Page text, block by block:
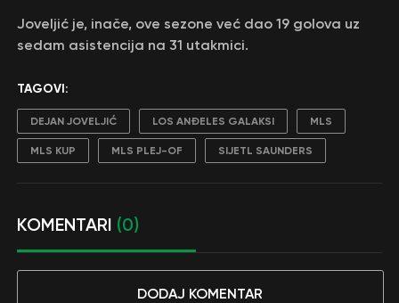
Joveljić je, inače, ove sezone već dao 19 golova uz
sedam asistencija na 31 utakmici.
TAGOVI:
DEJAN JOVELJIĆ LOS ANĐELES GALAKSI MLS
MLS KUP MLS PLEJ-OF SIJETL SAUNDERS
KOMENTARI (0)
DODAJ KOMENTAR